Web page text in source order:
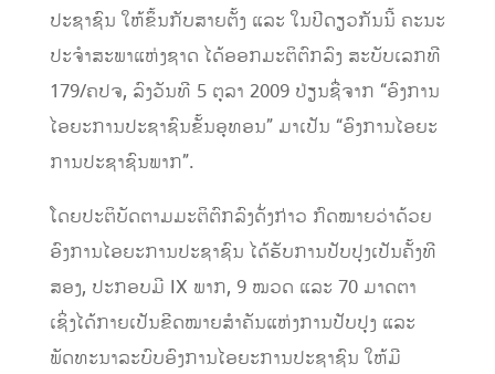
ປະຊາຊົນ ໃຫ້ຂຶ້ນກັບສາຍຕັ້ງ ແລະ ໃນປີດຽວກັນນີ້ ຄະນະ
ປະຈໍາສະພາແຫ່ງຊາດ ໄດ້ອອກມະຕິຕົກລົງ ສະບັບເລກທີ
179/ຄປຈ, ລົງວັນທີ 5 ຕຸລາ 2009 ປ່ຽນຊື່ຈາກ “ອົງການ
ໄອຍະການປະຊາຊົນຂັ້ນອຸທອນ” ມາເປັນ “ອົງການໄອຍະ
ການປະຊາຊົນພາກ”.
ໂດຍປະຕິບັດຕາມມະຕິຕົກລົງດັ່ງກ່າວ ກົດໝາຍວ່າດ້ວຍ
ອົງການໄອຍະການປະຊາຊົນ ໄດ້ຮັບການປັບປຸງເປັນຄັ້ງທີ
ສອງ, ປະກອບມີ IX ພາກ, 9 ໝວດ ແລະ 70 ມາດຕາ
ເຊິ່ງໄດ້ກາຍເປັນຂີດໝາຍສໍາຄັນແຫ່ງການປັບປຸງ ແລະ
ພັດທະນາລະບົບອົງການໄອຍະການປະຊາຊົນ ໃຫ້ມີ